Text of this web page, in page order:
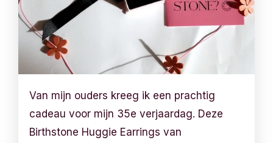
Van mijn ouders kreeg ik een prachtig
cadeau voor mijn 35e verjaardag. Deze
Birthstone Huggie Earrings van